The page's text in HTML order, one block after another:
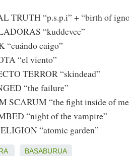
TRUTH “p.s.p.i” + “birth of
“kuddevee”
“cuándo caigo”
“el viento”
TERROR “skindead”
“the failure”
SCARUM “the fight inside of
“night of the vampire”
“atomic garden”
BASABURUA